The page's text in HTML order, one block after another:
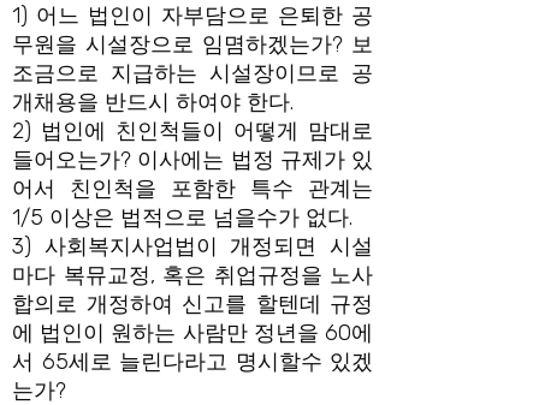
1) 어느 법인이 자부담으로 은퇴한 공
무원을 시설장으로 임몀하겠는가? 보
조금으로 지급하는 시설장이므로 공
개채용을 반드시 하여야 한다.
2) 법인에 친인척들이 어떻게 맘대로
들어오는가? 이사에는 법정 규제가 있
어서 친인척을 포함한 특수 관계는
1/5 이상은 법적으로 넘을수가 없다.
3) 사회복지사업법이 개정되면 시설
마다 복뮤교정, 혹은 취업규정을 노사
합의로 개정하여 신고를 할텐데 규정
에 법인이 원하는 사람만 정년을 60에
서 65세로 늘린다라고 명시할수 있겠
는가?